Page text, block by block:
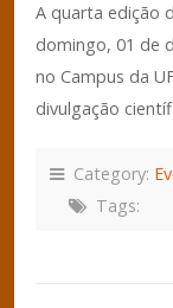
A quarta edição
domingo, 01 de
no Campus da
divulgação
Category:
Tags: